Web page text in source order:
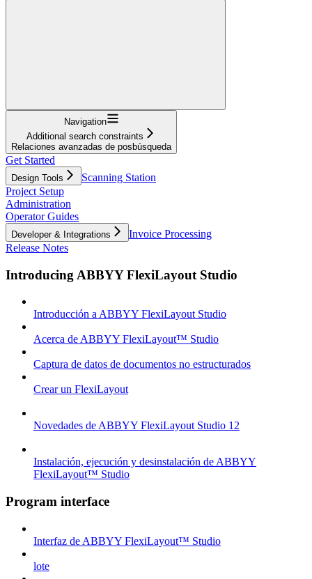
Navigation
Additional search constraints
Relaciones avanzadas de posbúsqueda
Get Started
Design Tools
Scanning Station
Project Setup
Administration
Operator Guides
Developer & Integrations
Invoice Processing
Release Notes
Introducing ABBYY FlexiLayout Studio
Introducción a ABBYY FlexiLayout Studio
Acerca de ABBYY FlexiLayout™ Studio
Captura de datos de documentos no estructurados
Crear un FlexiLayout
Novedades de ABBYY FlexiLayout Studio 12
Instalación, ejecución y desinstalación de ABBYY
FlexiLayout™ Studio
Program interface
Interfaz de ABBYY FlexiLayout™ Studio
lote